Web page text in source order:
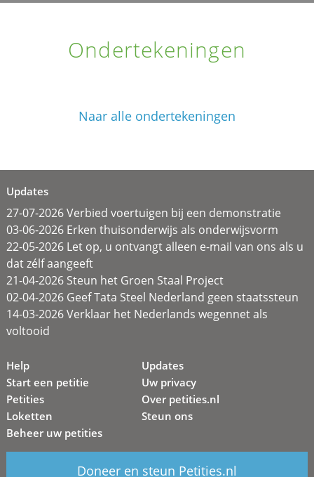
Ondertekeningen
Naar alle ondertekeningen
Updates
27-07-2026 Verbied voertuigen bij een demonstratie
03-06-2026 Erken thuisonderwijs als onderwijsvorm
22-05-2026 Let op, u ontvangt alleen e-mail van ons als u
dat zélf aangeeft
21-04-2026 Steun het Groen Staal Project
02-04-2026 Geef Tata Steel Nederland geen staatssteun
14-03-2026 Verklaar het Nederlands wegennet als
voltooid
Help
Start een petitie
Petities
Loketten
Beheer uw petities
Updates
Uw privacy
Over petities.nl
Steun ons
Doneer en steun Petities.nl